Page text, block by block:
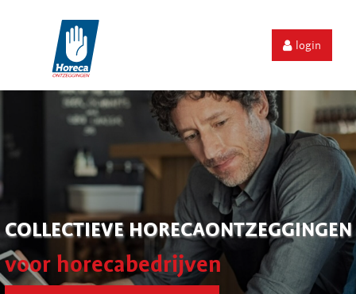
login
COLLECTIEVE HORECAONTZEGGINGEN
voor horecabedrijven